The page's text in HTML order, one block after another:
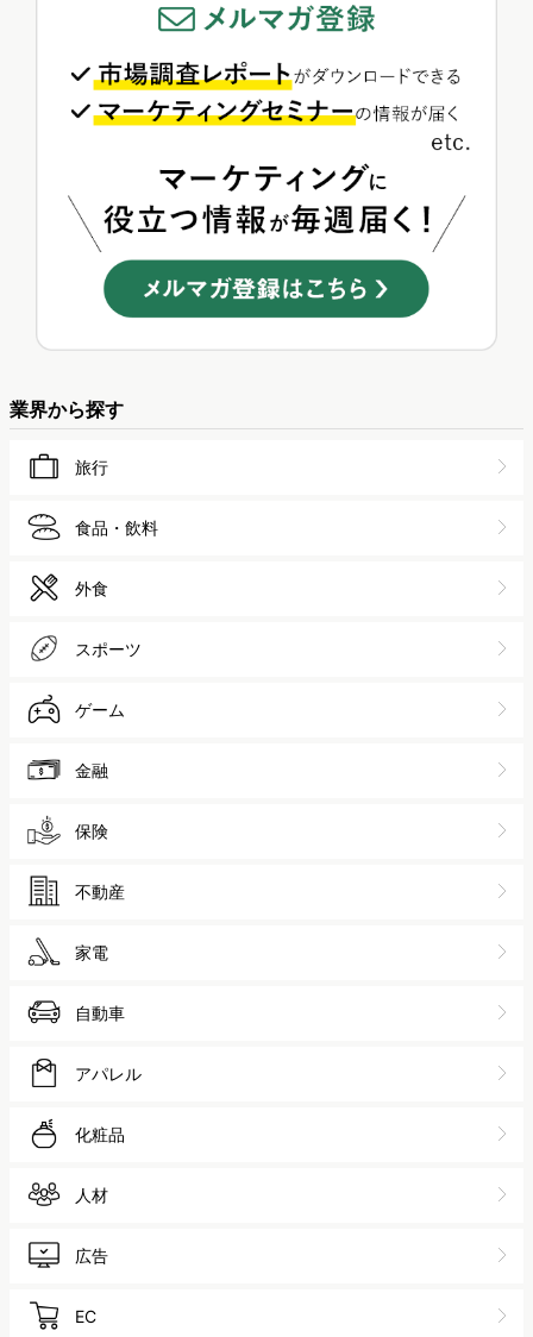
業界から探す
旅行
食品・飲料
外食
スポーツ
ゲーム
金融
保険
不動産
家電
自動車
アパレル
化粧品
人材
広告
EC